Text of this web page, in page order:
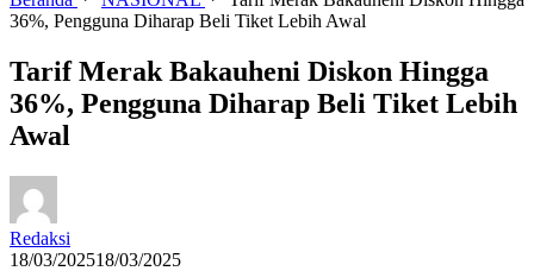
36%, Pengguna Diharap Beli Tiket Lebih Awal
Tarif Merak Bakauheni Diskon Hingga
36%, Pengguna Diharap Beli Tiket Lebih
Awal
Redaksi
18/03/202518/03/2025